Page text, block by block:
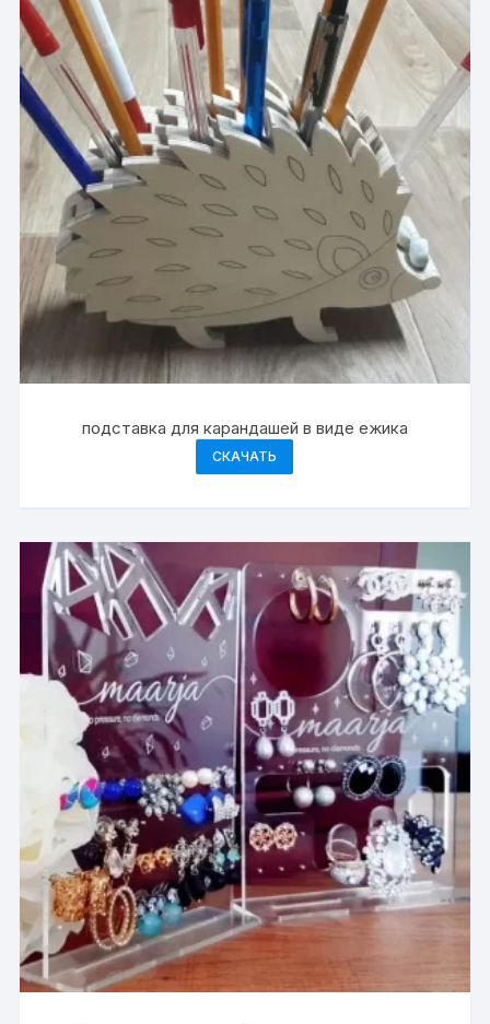
подставка для карандашей в виде ежика
СКАЧАТЬ